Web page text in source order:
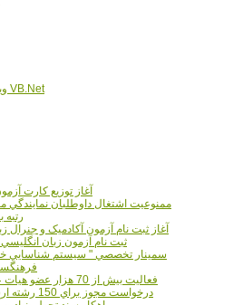
ويژوال بيسيک دات نت VB.Net
آغاز توزيع کارت
ممنوعيت اشتغال داوطلبان نمايندگي
رتبه
آغاز ثبت نام آزمون آکادميک و جنرال
ثبت نام آزمون زبان انگليسي
سمينار تخصصي " سيستم شناسايي
فعاليت بيش از 70 هزار عضو هيات علمي در دانشگاه آزاد
درخواست مجوز براي 150 رشته ارشد علوم پزشکي آزاد